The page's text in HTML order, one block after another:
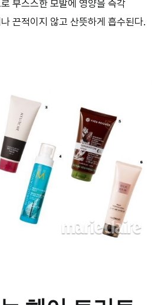
부스스한 모발에 영양을 즉각
끈적이지 않고 산뜻하게 흡수된다.